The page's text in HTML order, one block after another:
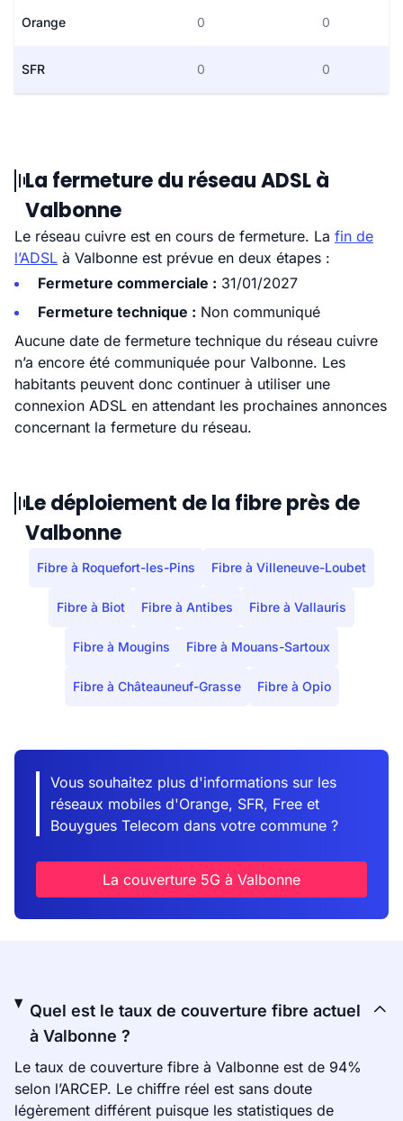
Orange 0 0
SFR 0 0
La fermeture du réseau ADSL à
Valbonne
Le réseau cuivre est en cours de fermeture. La fin de
l’ADSL à Valbonne est prévue en deux étapes :
Fermeture commerciale : 31/01/2027
Fermeture technique : Non communiqué
Aucune date de fermeture technique du réseau cuivre
n’a encore été communiquée pour Valbonne. Les
habitants peuvent donc continuer à utiliser une
connexion ADSL en attendant les prochaines annonces
concernant la fermeture du réseau.
Le déploiement de la fibre près de
Valbonne
Fibre à Roquefort-les-Pins Fibre à Villeneuve-Loubet
Fibre à Biot Fibre à Antibes Fibre à Vallauris
Fibre à Mougins Fibre à Mouans-Sartoux
Fibre à Châteauneuf-Grasse Fibre à Opio
Vous souhaitez plus d'informations sur les
réseaux mobiles d'Orange, SFR, Free et
Bouygues Telecom dans votre commune ?
La couverture 5G à Valbonne
Quel est le taux de couverture fibre actuel
à Valbonne ?
Le taux de couverture fibre à Valbonne est de 94%
selon l’ARCEP. Le chiffre réel est sans doute
légèrement différent puisque les statistiques de